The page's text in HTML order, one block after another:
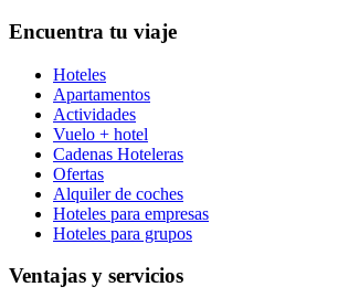
Encuentra tu viaje
Hoteles
Apartamentos
Actividades
Vuelo + hotel
Cadenas Hoteleras
Ofertas
Alquiler de coches
Hoteles para empresas
Hoteles para grupos
Ventajas y servicios